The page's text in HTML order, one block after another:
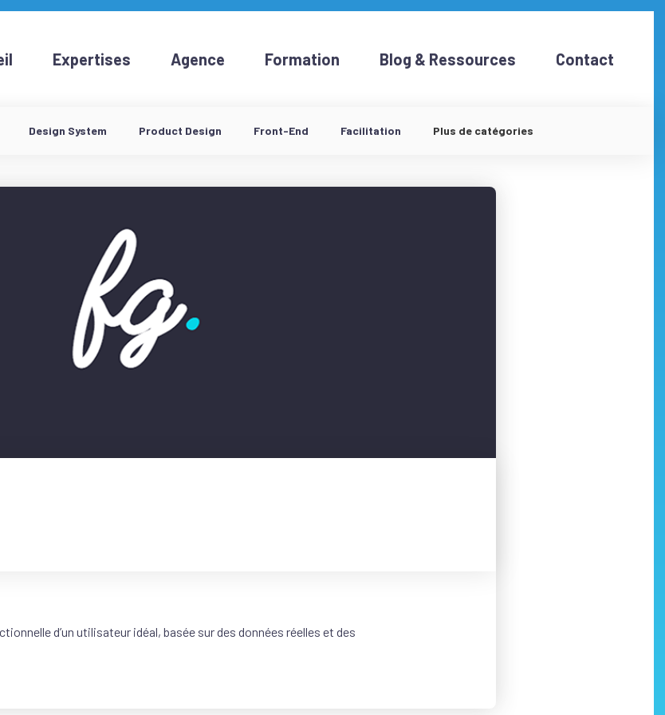
Expertises Agence Formation Blog & Ressources Contact
Design System Product Design Front-End Facilitation Plus de catégories
d’un utilisateur idéal, basée sur des données réelles et des